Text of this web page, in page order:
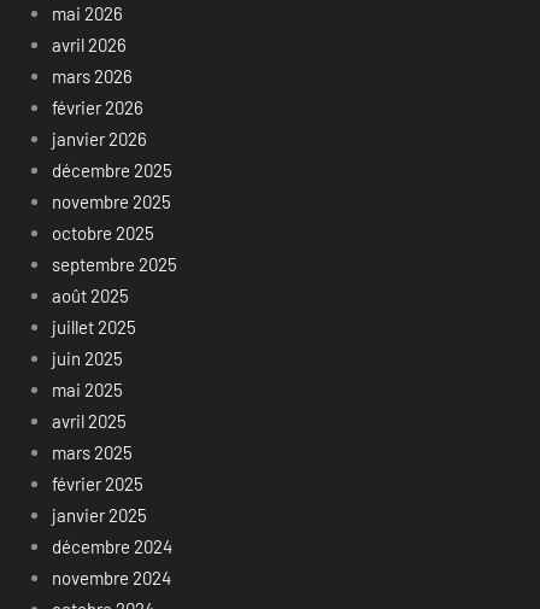
mai 2026
avril 2026
mars 2026
février 2026
janvier 2026
décembre 2025
novembre 2025
octobre 2025
septembre 2025
août 2025
juillet 2025
juin 2025
mai 2025
avril 2025
mars 2025
février 2025
janvier 2025
décembre 2024
novembre 2024